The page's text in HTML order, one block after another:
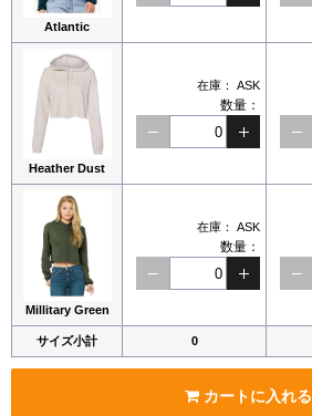
サイズ小計 0
Atlantic
Heather Dust
在庫： ASK
数量：
Millitary Green
在庫： ASK
数量：
カートに入れる